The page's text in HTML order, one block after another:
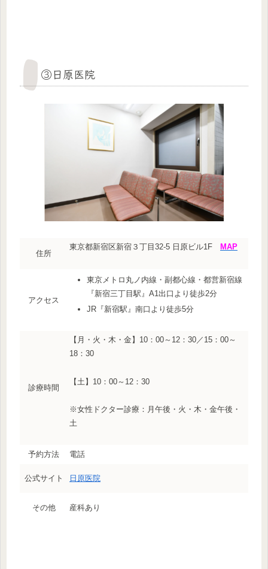
③日原医院
住所
東京都新宿区新宿３丁目32-5 日原ビル1F MAP
アクセス
東京メトロ丸ノ内線・副都心線・都営新宿線
『新宿三丁目駅』A1出口より徒歩2分
JR『新宿駅』南口より徒歩5分
診療時間
【月・火・木・金】10：00～12：30／15：00～
18：30
【土】10：00～12：30
※女性ドクター診療：月午後・火・木・金午後・
土
予約方法 電話
公式サイト 日原医院
その他 産科あり